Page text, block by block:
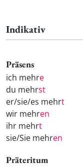
Indikativ
Präsens
ich mehre
du mehrst
er/sie/es mehrt
wir mehren
ihr mehrt
sie/Sie mehren
Präteritum